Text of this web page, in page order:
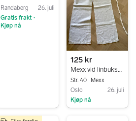
Randaberg
26. juli
Gratis frakt •
Kjøp nå
125 kr
Mexx vid linbukse str 40 hvit dame
Str. 40
Mexx
Oslo
26. juli
Kjøp nå